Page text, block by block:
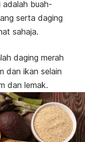
adalah buah-
serta daging
sahaja.
daging merah
dan ikan selain
dan lemak.